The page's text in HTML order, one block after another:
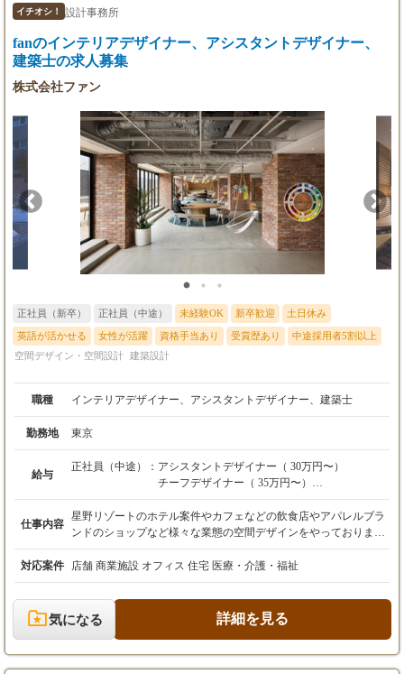
イチオシ！ 設計事務所
fanのインテリアデザイナー、アシスタントデザイナー、
建築士の求人募集
株式会社ファン
正社員（新卒） 正社員（中途） 未経験OK 新卒歓迎 土日休み
英語が活かせる 女性が活躍 資格手当あり 受賞歴あり
中途採用者5割以上
空間デザイン・空間設計 建築設計
職種 インテリアデザイナー、アシスタントデザイナー、建築士
勤務地 東京
給与
正社員（中途）： アシスタントデザイナー（ 30万円〜）
チーフデザイナー（ 35万円〜）
※経験・実績・年齢などを考慮の上、優遇致し
ます。
※別途、賞与あり
仕事内容
星野リゾートのホテル案件やカフェなどの飲食店やアパレルブラ
ンドのショップなど様々な業態の空間デザインをやっておりま
す。 海外視察研修もあります。（過去にニューヨーク、ロサンゼ
ルス、サンフランシスコなど）
対応案件 店舗 商業施設 オフィス 住宅 医療・介護・福祉
気になる 詳細を見る